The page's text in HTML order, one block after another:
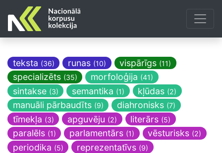
teksta (36) runas (10) vispārīgs (11)
specializēts (35) morfoloģija (41)
sintakse (3) semantika (1) kļūdas (2)
manuāli pārbaudīts (9) diahronisks (7)
tīmekļa (3) apguvēju (2) literārs (5)
paralēls (1) parlamentārs (1) vēsturisks (2)
periodika (5) reprezentatīvs (9)